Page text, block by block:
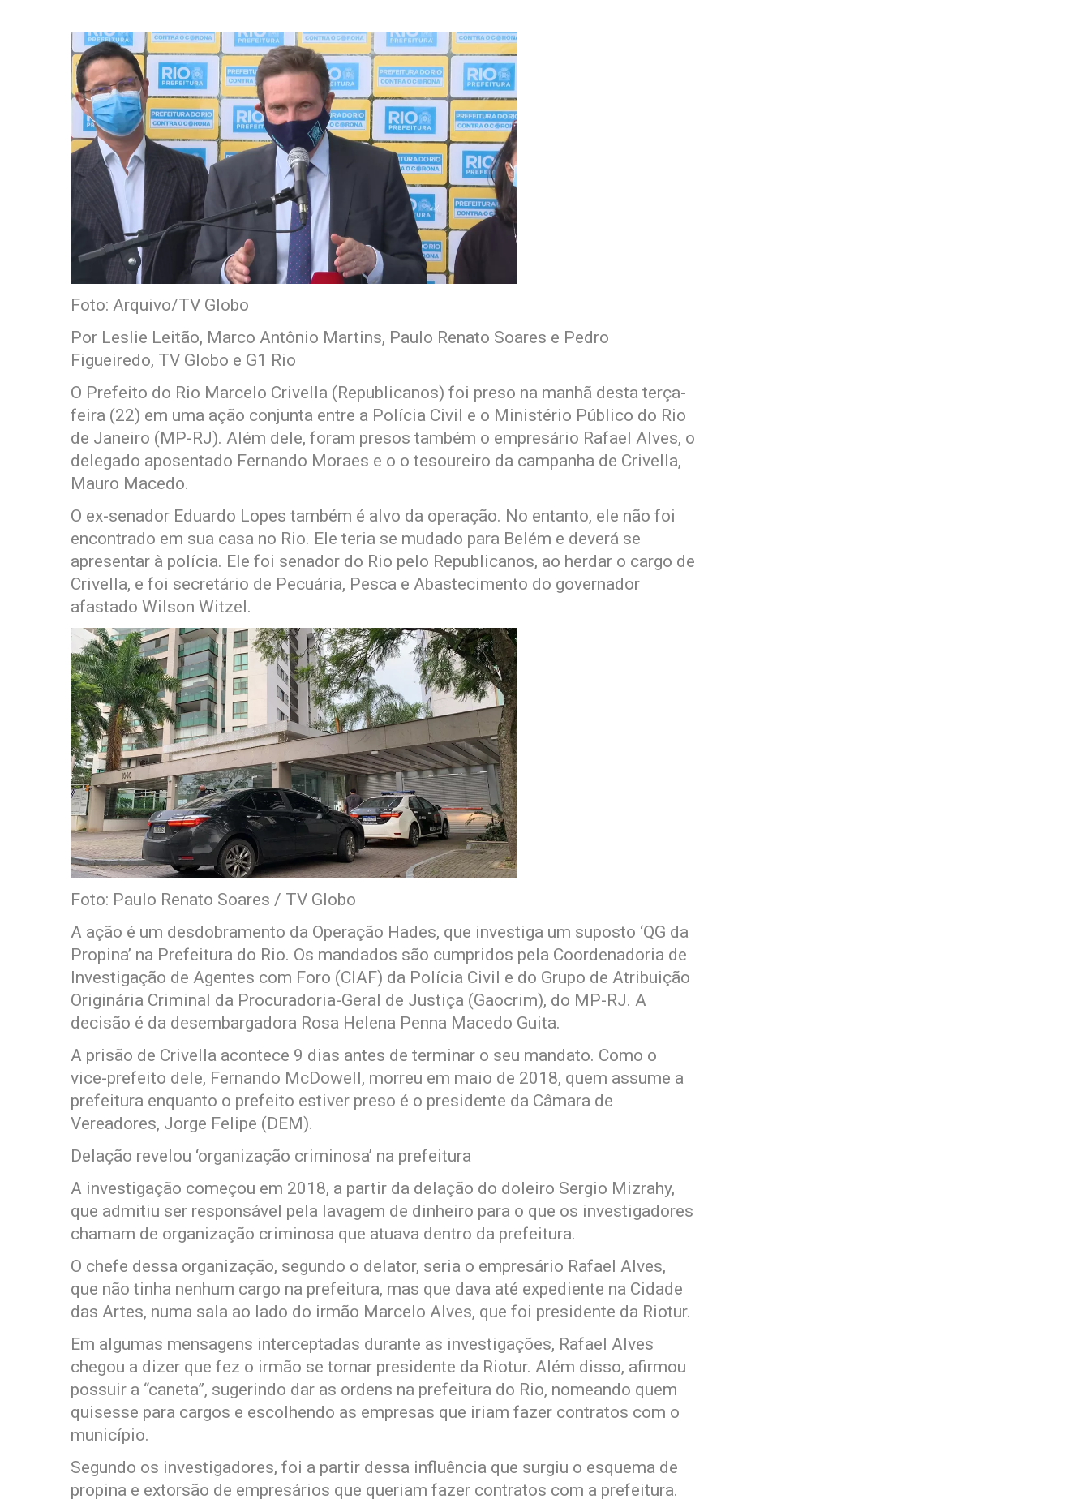
Foto: Arquivo/TV Globo
Por Leslie Leitão, Marco Antônio Martins, Paulo Renato Soares e Pedro
Figueiredo, TV Globo e G1 Rio
O Prefeito do Rio Marcelo Crivella (Republicanos) foi preso na manhã desta terça-
feira (22) em uma ação conjunta entre a Polícia Civil e o Ministério Público do Rio
de Janeiro (MP-RJ). Além dele, foram presos também o empresário Rafael Alves, o
delegado aposentado Fernando Moraes e o o tesoureiro da campanha de Crivella,
Mauro Macedo.
O ex-senador Eduardo Lopes também é alvo da operação. No entanto, ele não foi
encontrado em sua casa no Rio. Ele teria se mudado para Belém e deverá se
apresentar à polícia. Ele foi senador do Rio pelo Republicanos, ao herdar o cargo de
Crivella, e foi secretário de Pecuária, Pesca e Abastecimento do governador
afastado Wilson Witzel.
Foto: Paulo Renato Soares / TV Globo
A ação é um desdobramento da Operação Hades, que investiga um suposto ‘QG da
Propina’ na Prefeitura do Rio. Os mandados são cumpridos pela Coordenadoria de
Investigação de Agentes com Foro (CIAF) da Polícia Civil e do Grupo de Atribuição
Originária Criminal da Procuradoria-Geral de Justiça (Gaocrim), do MP-RJ. A
decisão é da desembargadora Rosa Helena Penna Macedo Guita.
A prisão de Crivella acontece 9 dias antes de terminar o seu mandato. Como o
vice-prefeito dele, Fernando McDowell, morreu em maio de 2018, quem assume a
prefeitura enquanto o prefeito estiver preso é o presidente da Câmara de
Vereadores, Jorge Felipe (DEM).
Delação revelou ‘organização criminosa’ na prefeitura
A investigação começou em 2018, a partir da delação do doleiro Sergio Mizrahy,
que admitiu ser responsável pela lavagem de dinheiro para o que os investigadores
chamam de organização criminosa que atuava dentro da prefeitura.
O chefe dessa organização, segundo o delator, seria o empresário Rafael Alves,
que não tinha nenhum cargo na prefeitura, mas que dava até expediente na Cidade
das Artes, numa sala ao lado do irmão Marcelo Alves, que foi presidente da Riotur.
Em algumas mensagens interceptadas durante as investigações, Rafael Alves
chegou a dizer que fez o irmão se tornar presidente da Riotur. Além disso, afirmou
possuir a “caneta”, sugerindo dar as ordens na prefeitura do Rio, nomeando quem
quisesse para cargos e escolhendo as empresas que iriam fazer contratos com o
município.
Segundo os investigadores, foi a partir dessa influência que surgiu o esquema de
propina e extorsão de empresários que queriam fazer contratos com a prefeitura.